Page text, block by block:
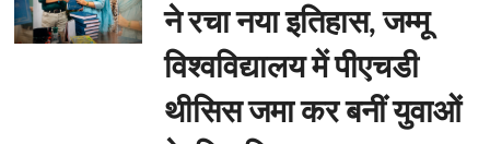
ने रचा नया इतिहास, जम्मू
विश्वविद्यालय में पीएचडी
थीसिस जमा कर बनीं युवाओं